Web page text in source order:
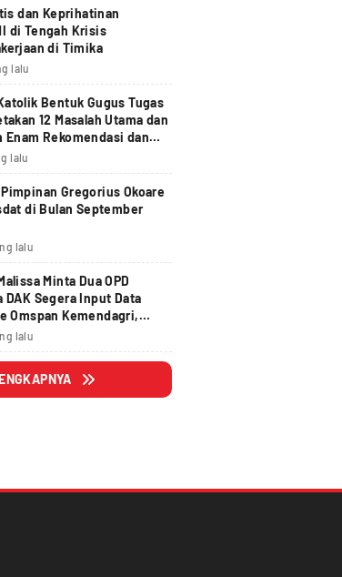
dan Keprihatinan
di Tengah Krisis
di Timika
lalu
Bentuk Gugus Tugas
12 Masalah Utama dan
Enam Rekomendasi dan
Nasional
lalu
Gregorius Okoare
di Bulan September
lalu
Minta Dua OPD
DAK Segera Input Data
Omspan Kemendagri,
29 Agustus 2025
lalu